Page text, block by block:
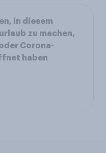
in diesem
zu machen,
Corona-
haben